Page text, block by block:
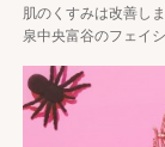
肌のくすみは改善し
泉中央富谷のフェイ